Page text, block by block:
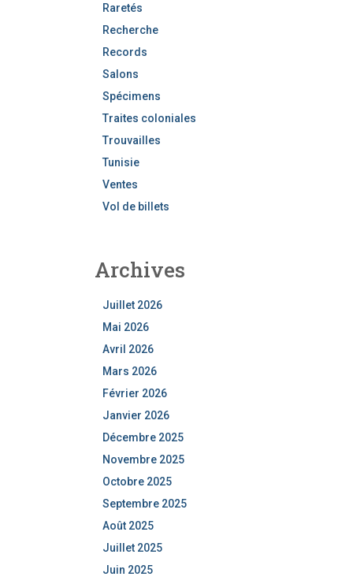
Raretés
Recherche
Records
Salons
Spécimens
Traites coloniales
Trouvailles
Tunisie
Ventes
Vol de billets
Archives
Juillet 2026
Mai 2026
Avril 2026
Mars 2026
Février 2026
Janvier 2026
Décembre 2025
Novembre 2025
Octobre 2025
Septembre 2025
Août 2025
Juillet 2025
Juin 2025